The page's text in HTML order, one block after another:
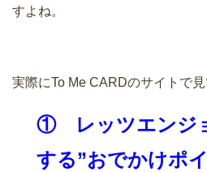
すよね。
実際にTo Me CARDのサイトで
① レッツエンジ
する”おでかけポ